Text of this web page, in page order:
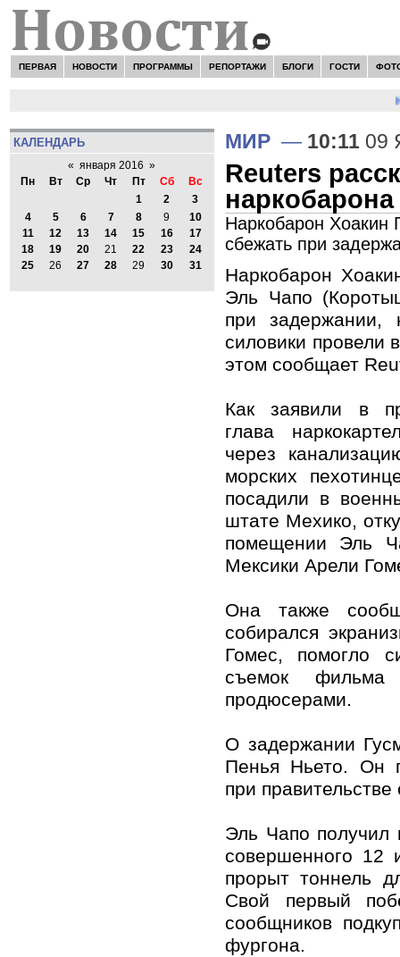
ПЕРВАЯ НОВОСТИ ПРОГРАММЫ РЕПОРТАЖИ БЛОГИ ГОСТИ
КАЛЕНДАРЬ
« января 2016 »
Пн
Вт Ср Чт Пт Сб
Вс
1
2
3
4
5 6 7 8 9
10
11
12 13 14 15 16
17
18
19 20 21 22 23
24
25
26 27 28 29 30 31
МИР — 10:11 09
Reuters
Наркобарон Хоакин
сбежать при
Наркобарон
Эль Чапо
при задержании,
силовики провели
этом сообщает
Как заявили в
глава
через
морских
посадили в
штате Мехико,
помещении Эль
Мексики Арели
Она также
собирался
Гомес, помогло
съемок фильма
продюсерами.
О задержании
Пенья Ньето. Он
при
Эль Чапо получил
совершенного 12
прорыт тоннель
Свой первый
сообщников
фургона.